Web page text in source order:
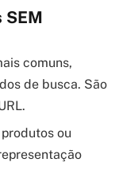
SEM
comuns,
de busca. São
ou